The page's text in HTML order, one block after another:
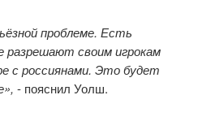
проблеме. Есть
разрешают своим игрокам
с россиянами. Это будет
- пояснил Уолш.